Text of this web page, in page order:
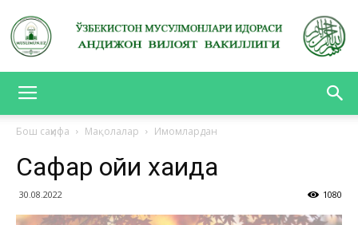
ВИЛОЯТ
Бош саҳифа Мақолалар Имомлардан
Сафар ойи хақида
30.08.2022 1080